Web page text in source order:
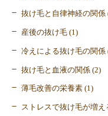
抜け毛と自律神経の関係
産後の抜け毛 (1)
冷えによる抜け毛の関係
抜け毛と血液の関係 (2)
薄毛改善の栄養素 (1)
ストレスで抜け毛が増え